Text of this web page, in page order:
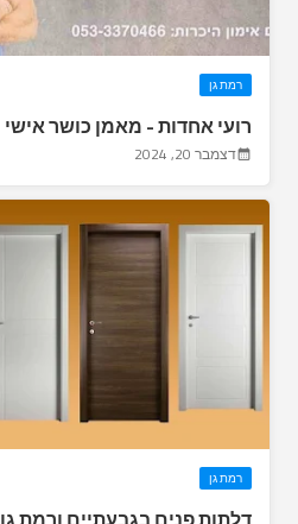
רמת גן
רועי אחדות - מאמן כושר אישי
דצמבר 20, 2024
רמת גן